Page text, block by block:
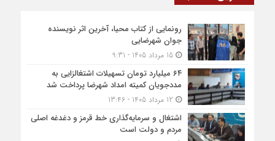
رونمایی از کتاب محیا، آخرین اثر نویسنده
جوان شهرضایی
15 مرداد 1405 - 9:31
۶۴ میلیارد تومان تسهیلات اشتغالزایی به
مددجویان کمیته امداد شهرضا پرداخت شد
اشتغال و سرمایه‌گذاری خط قرمز و دغدغه اصلی
مردم و دولت است